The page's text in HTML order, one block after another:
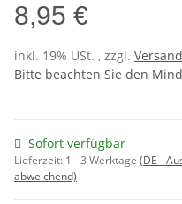
8,95 €
inkl. 19% USt. , zzgl. Versand
Bitte beachten Sie den
Sofort verfügbar
Lieferzeit: 1 - 3 Werktage (DE -
abweichend)